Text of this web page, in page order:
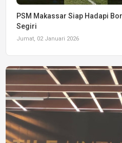
PSM Makassar Siap Hadapi
Segiri
Jumat, 02 Januari 2026